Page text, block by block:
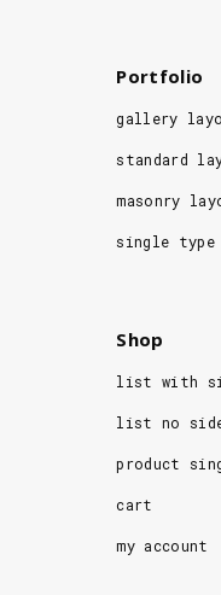
Portfolio
gallery
standard
masonry
single type
Shop
list with
list no
product
cart
my account